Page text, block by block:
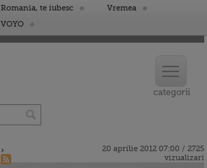
Romania, te iubesc
Vremea
VOYO
20 aprilie 2012 07:00 / 2725
vizualizari